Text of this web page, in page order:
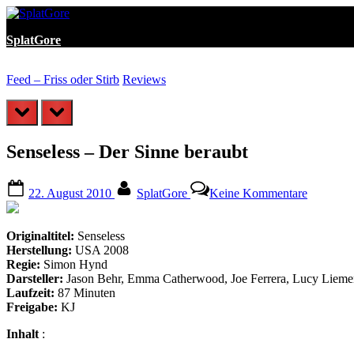
Skip
content
SplatGore
Feed – Friss oder Stirb Reviews
prev next
Senseless – Der Sinne beraubt
on
22. August 2010 SplatGore Keine KommentareSenseless
Originaltitel: Senseless
Herstellung: USA 2008
Regie: Simon Hynd
Darsteller: Jason Behr, Emma Catherwood, Joe Ferrera, Lucy
Laufzeit: 87 Minuten
Freigabe: KJ
Inhalt :